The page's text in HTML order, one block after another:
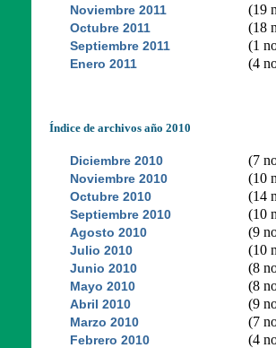
Noviembre 2011 (19
Octubre 2011 (18
Septiembre 2011 (1
Enero 2011 (4
Índice de archivos año 2010
Diciembre 2010 (7
Noviembre 2010 (10
Octubre 2010 (14
Septiembre 2010 (10
Agosto 2010 (9
Julio 2010 (10
Junio 2010 (8
Mayo 2010 (8
Abril 2010 (9
Marzo 2010 (7
Febrero 2010 (4